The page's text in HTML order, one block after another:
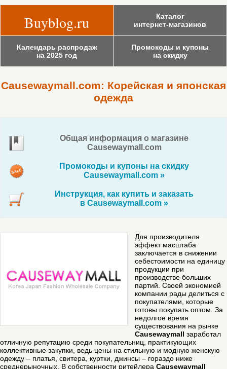
Buyblog.ru
Каталог
интернет-магазинов
Календарь распродаж
на 2025 год
Промокоды и купоны
на скидку
Causewaymall.com: Корейская и японская
одежда
Общая информация о магазине
Causewaymall.com
Промокоды и купоны на скидку
Causewaymall.com »
Инструкция, как купить и заказать
в Causewaymall.com »
Для производителя
эффект масштаба
заключается в снижении
себестоимости на единицу
продукции при
производстве больших
партий. Своей экономией
компании рады делиться с
покупателями, которые
готовы покупать оптом. За
недолгое время
существования на рынке
Сausewaymall заработал
отличную репутацию среди покупательниц, практикующих
коллективные закупки, ведь цены на стильную и модную женскую
одежду – платья, свитера, куртки, джинсы – гораздо ниже
среднерыночных. В собственности ритейлера Сausewaymall